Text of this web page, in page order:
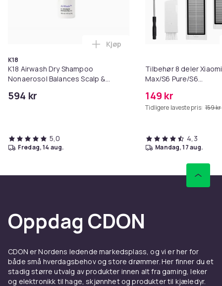
K18
K18 Airwash Dry Shampoo
Nonaerosol Balances Scalp &
594 kr
Legg K18 Airwash Dry
Kjøp
5,0
fredag, 14 aug.
Tilbehør 8 deler
Max/S6 Pure/S6
149 kr
Tidligere laveste pris: 159 kr
4,3
mandag, 17 aug.
Oppdag CDON
CDON er Nordens ledende markedsplass, og vi er her for
både små hverdagsbehov og store drømmer. Her finner du et
stadig større utvalg av produkter innen alt fra gaming, leker
og elektronikk til hage, skjønnhet og produkter til kjæledyr.